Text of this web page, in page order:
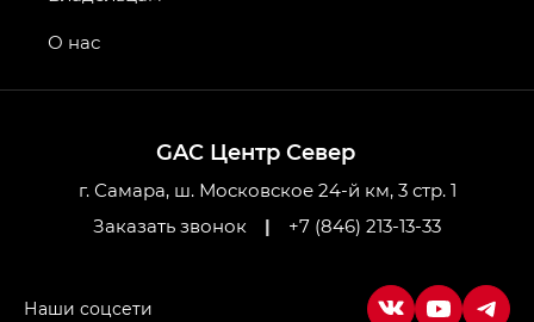
привод — GB AWD, Джи Эль Полный привод —
Джи Икс ПРЕМИУМ — GX PREMIUM, ЛАУНЖ —
LOUNGE
Empow — Эмпау (Empow) в комплектации
GAC Центр Север
г. Самара, ш. Московское 24-й км, 3 стр. 1
Заказать звонок
| +7 (846) 213-13-33
О нас